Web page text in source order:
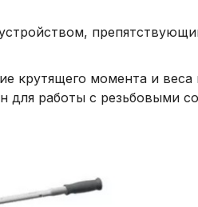
крутящего момента и
работы с резьбовыми